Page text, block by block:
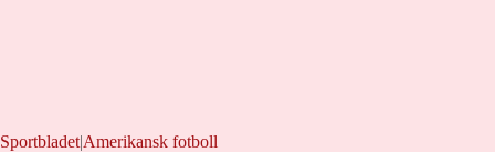
Sportbladet|Amerikansk fotboll